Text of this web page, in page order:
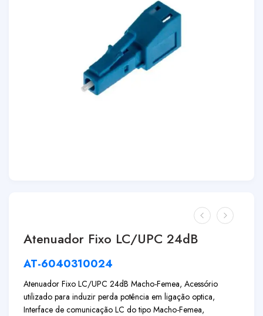
Atenuador Fixo LC/UPC 24dB
AT-6040310024
Atenuador Fixo LC/UPC 24dB Macho-Femea, Acessório
utilizado para induzir perda potência em ligação optica,
Interface de comunicação LC do tipo Macho-Femea,